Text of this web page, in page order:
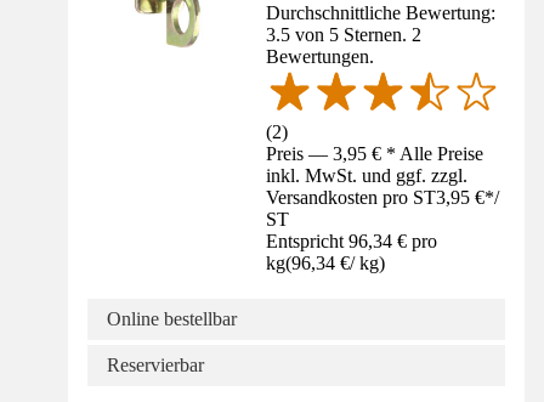
Durchschnittliche Bewertung:
3.5 von 5 Sternen. 2
Bewertungen.
(2)
Preis — 3,95 € * Alle Preise
inkl. MwSt. und ggf. zzgl.
Versandkosten pro ST3,95 €*/
ST
Entspricht 96,34 € pro
kg(96,34 €/ kg)
Online bestellbar
Reservierbar